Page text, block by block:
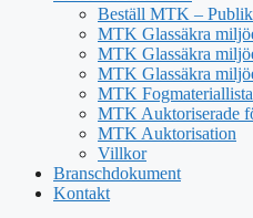
Beställ MTK –
MTK Glassäkra
MTK Glassäkra
MTK Glassäkra
MTK Fogmateriallista
MTK Auktoriserade
MTK Auktorisation
Villkor
Branschdokument
Kontakt